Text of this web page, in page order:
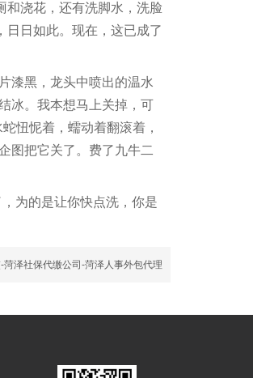
和浇花，还有洗脚水，洗脸
日如此。现在，这已成了
漆黑，龙头中喷出的温水
冰。我本想马上关掉，可
忸怩着，蠕动着翻滚着，
图把它关了。费了九牛二
为的是让你快点洗，你是
菏泽社保代缴公司-菏泽人事外包代理